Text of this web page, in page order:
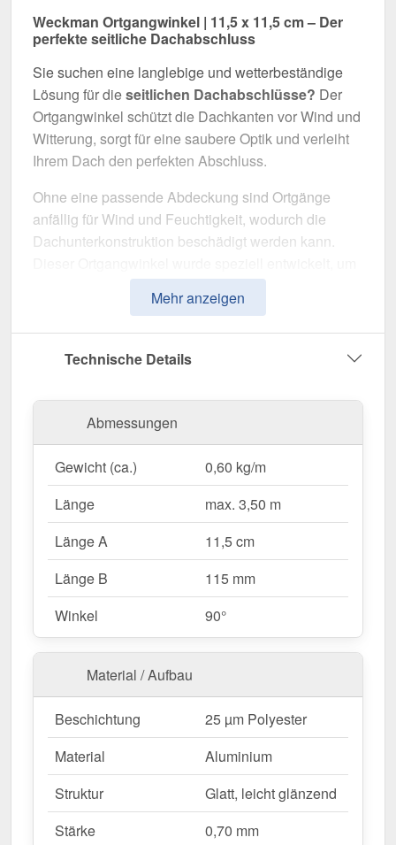
Weckman Ortgangwinkel | 11,5 x 11,5 cm – Der
perfekte seitliche Dachabschluss
Sie suchen eine langlebige und wetterbeständige
Lösung für dieseitlichen Dachabschlüsse? Der
Ortgangwinkel schützt die Dachkanten vor Wind und
Witterung, sorgt für eine saubere Optik und verleiht
Ihrem Dach den perfekten Abschluss.
Ohne eine passende Abdeckung sind Ortgänge
anfällig für Wind und Feuchtigkeit, wodurch die
Dachunterkonstruktion beschädigt werden kann.
seitlichen Abschlüsse optimal abzudichten
und das Dach optisch aufzuwerten. Er überzeugt
durch einfache Montage, hohe Widerstandsfähigkeit
und eine robuste Beschichtung.
von 0,70 mm
Länge von max. 3,50 m
Polyester Beschichtung
inAnthrazitgrau (RAL
7016)bleibt das Material dauerhaft gegen Korrosion
geschützt.
Warum Ortgangwinkel | 11,5 x 11,5 cm?
Hochwertiges Aluminium– Widerstandsfähig
mit 0,70 mm Kernstärke.
Optimaler Schutz– Sichert die seitlichen
Dachkanten gegen Wind & Wetter.
Robuste Beschichtung– 25 µm Polyester für
langlebigen Schutz.
Mehr Info
Einfache Montage– Schnell montiert durch
direkte Verschraubung.
Individuelle Längen– max. 3,50 m, flexibel für
Ihr Bauprojekt.
Mehr anzeigen
Technische Details
Abmessungen
Gewicht (ca.)
0,60 kg/m
Länge
max. 3,50 m
Länge A
11,5 cm
Länge B
115 mm
Winkel
90°
Material / Aufbau
Beschichtung
25 µm Polyester
Material
Aluminium
Struktur
Glatt, leicht glänzend
Stärke
0,70 mm